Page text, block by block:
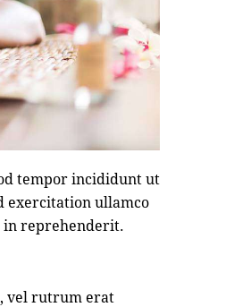
tempor incididunt ut
exercitation ullamco
in reprehenderit.
vel rutrum erat